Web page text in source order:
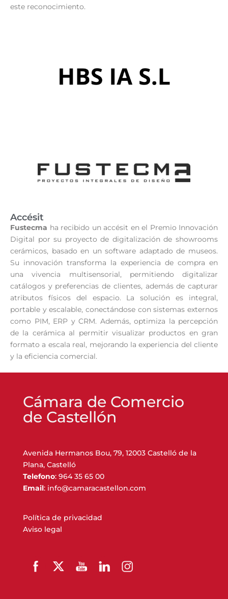
este reconocimiento.
Accésit
Fustecma ha recibido un accésit en el Premio Innovación
Digital por su proyecto de digitalización de showrooms
cerámicos, basado en un software adaptado de museos.
Su innovación transforma la experiencia de compra en
una vivencia multisensorial, permitiendo digitalizar
catálogos y preferencias de clientes, además de capturar
atributos físicos del espacio. La solución es integral,
portable y escalable, conectándose con sistemas externos
como PIM, ERP y CRM. Además, optimiza la percepción
de la cerámica al permitir visualizar productos en gran
formato a escala real, mejorando la experiencia del cliente
y la eficiencia comercial.
Cámara de Comercio
de Castellón
Avenida Hermanos Bou, 79, 12003 Castelló de la
Plana, Castelló
Telefono: 964 35 65 00
Email: info@camaracastellon.com
Política de privacidad
Aviso legal